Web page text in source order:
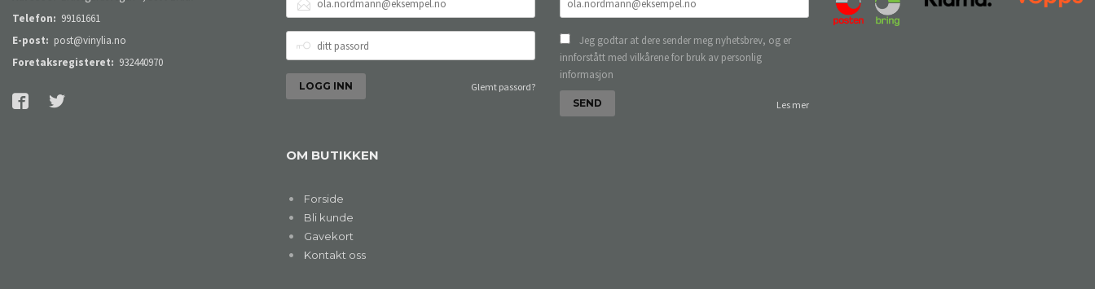
Telefon: 99161661
E-post: post@vinylia.no
Foretaksregisteret: 932440970
POSTADRESSE
PASSORD
Glemt passord?
OM BUTIKKEN
Forside
Bli kunde
Gavekort
Kontakt oss
Jeg godtar at dere sender meg nyhetsbrev, og er
innforstått med vilkårene for bruk av personlig
informasjon
Les mer